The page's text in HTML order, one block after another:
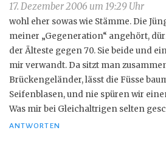
17. Dezember 2006 um 19:29 Uhr
wohl eher sowas wie Stämme. Die
meiner „Gegeneration“ angehört,
der Älteste gegen 70. Sie beide und
mir verwandt. Da sitzt man
Brückengeländer, lässt die Füsse
Seifenblasen, und nie spüren wir
Was mir bei Gleichaltrigen selten
ANTWORTEN